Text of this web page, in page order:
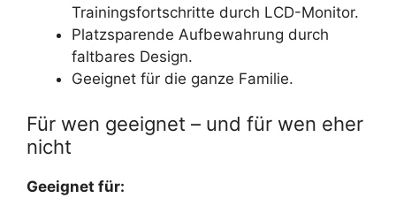
Trainingsfortschritte durch LCD-Monitor.
Platzsparende Aufbewahrung durch
faltbares Design.
Geeignet für die ganze Familie.
Für wen geeignet – und für wen eher
nicht
Geeignet für: